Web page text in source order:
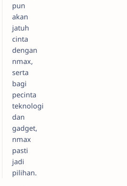
pun
akan
jatuh
cinta
dengan
nmax,
serta
bagi
pecinta
teknologi
dan
gadget,
nmax
pasti
jadi
pilihan.